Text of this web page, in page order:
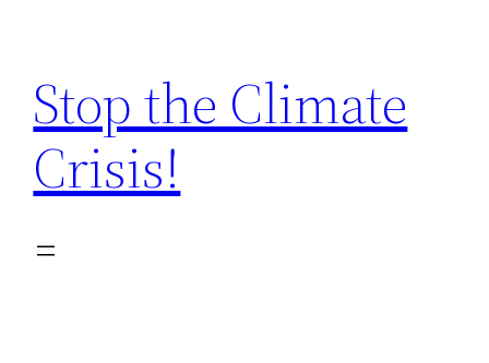
springen
Stop the Climate
Crisis!